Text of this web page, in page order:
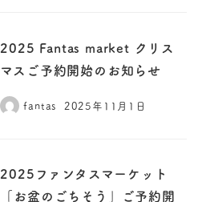
2025 Fantas market クリス
マスご予約開始のお知らせ
fantas 2025年11月1日
2025ファンタスマーケット
「お盆のごちそう」ご予約開